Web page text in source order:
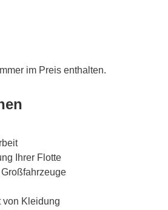
im Preis enthalten.
Ihrer Flotte
von Kleidung